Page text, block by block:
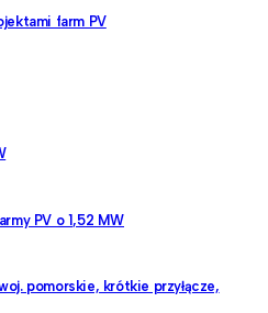
farm PV
PV o 1,52 MW
pomorskie, krótkie przyłącze,